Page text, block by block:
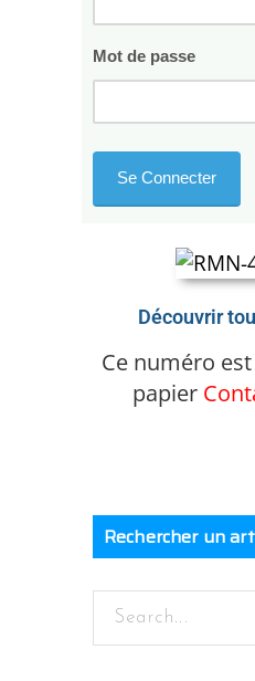
Mot de passe
Découvrir
Ce numéro
papier
Rechercher un